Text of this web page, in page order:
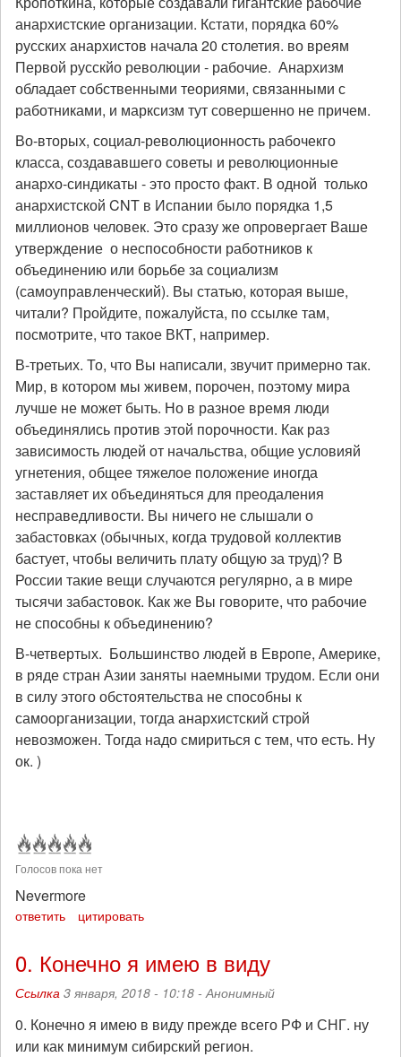
анархистские организации. Кстати, порядка 60%
русских анархистов начала 20 столетия. во вреям
Первой русскйо революции - рабочие. Анархизм
обладает собственными теориями, связанными с
работниками, и марксизм тут совершенно не причем.
Во-вторых, социал-революционность рабочекго
класса, создававшего советы и революционные
анархо-синдикаты - это просто факт. В одной только
анархистской CNT в Испании было порядка 1,5
миллионов человек. Это сразу же опровергает Ваше
утверждение о неспособности работников к
объединению или борьбе за социализм
(самоуправленческий). Вы статью, которая выше,
читали? Пройдите, пожалуйста, по ссылке там,
посмотрите, что такое ВКТ, например.
В-третьих. То, что Вы написали, звучит примерно так.
Мир, в котором мы живем, порочен, поэтому мира
лучше не может быть. Но в разное время люди
объединялись против этой порочности. Как раз
зависимость людей от начальства, общие условияй
угнетения, общее тяжелое положение иногда
заставляет их объединяться для преодаления
несправедливости. Вы ничего не слышали о
забастовках (обычных, когда трудовой коллектив
бастует, чтобы величить плату общую за труд)? В
России такие вещи случаются регулярно, а в мире
тысячи забастовок. Как же Вы говорите, что рабочие
не способны к объединению?
В-четвертых. Большинство людей в Европе, Америке,
в ряде стран Азии заняты наемными трудом. Если они
в силу этого обстоятельства не способны к
самоорганизации, тогда анархистский строй
невозможен. Тогда надо смириться с тем, что есть. Ну
ок. )
Голосов пока нет
Nevermore
ответить цитировать
0. Конечно я имею в виду
Ссылка 3 января, 2018 - 10:18 - Анонимный
0. Конечно я имею в виду прежде всего РФ и СНГ. ну
или как минимум сибирский регион.